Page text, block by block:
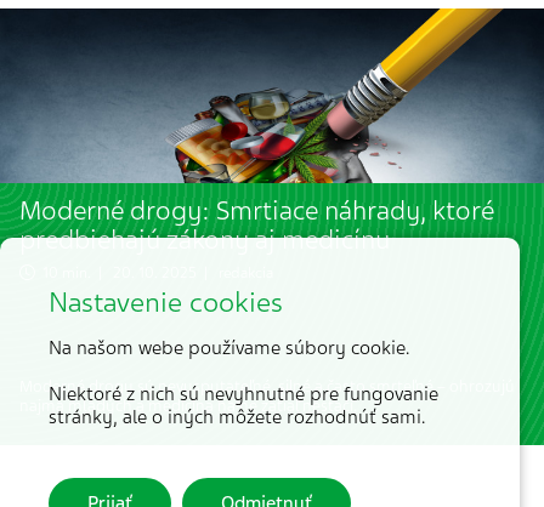
Moderné drogy: Smrtiace náhrady, ktoré
predbiehajú zákony aj medicínu
Moderné drogy sú nevyspytateľné, silné a často smrteľné – ohrozujú
najmä mladých a medicína na ne zatiaľ nestačí.
Nastavenie cookies
Na našom webe používame súbory cookie.
Niektoré z nich sú nevyhnutné pre fungovanie
stránky, ale o iných môžete rozhodnúť sami.